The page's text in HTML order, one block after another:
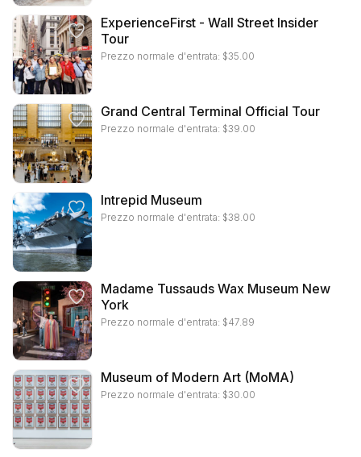
ExperienceFirst - Wall Street Insider
Tour
Prezzo normale d'entrata: $35.00
Grand Central Terminal Official Tour
Prezzo normale d'entrata: $39.00
Intrepid Museum
Prezzo normale d'entrata: $38.00
Madame Tussauds Wax Museum New
York
Prezzo normale d'entrata: $47.89
Museum of Modern Art (MoMA)
Prezzo normale d'entrata: $30.00